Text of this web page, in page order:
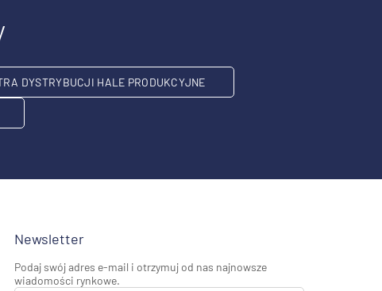
DYSTRYBUCJI HALE PRODUKCYJNE
Newsletter
Podaj swój adres e-mail i otrzymuj od nas najnowsze
wiadomości rynkowe.